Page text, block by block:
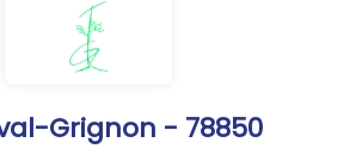
Grignon - 78850